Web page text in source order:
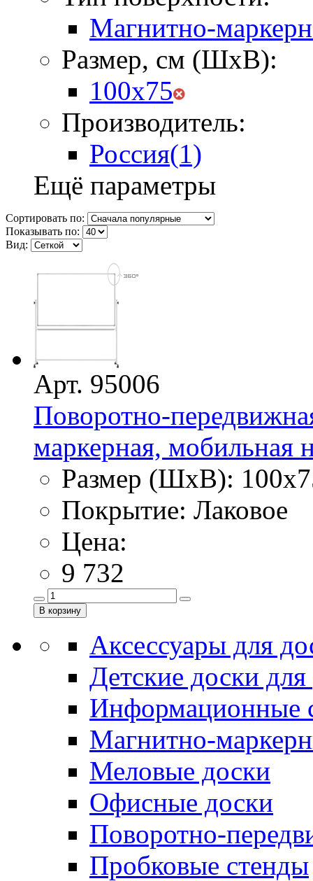
Магнитно-
Размер, см (ШхВ):
100х75
Производитель:
Россия(1)
Ещё параметры
Сортировать по:
Показывать по:
Вид:
Арт. 95006
Поворотно-
маркерная, мобильная
Размер (ШхВ):
Покрытие: Лаковое
Цена:
9 732
Аксессуары для
Детские доски
Информационные
Магнитно-
Меловые доски
Офисные доски
Поворотно-
Пробковые стенды